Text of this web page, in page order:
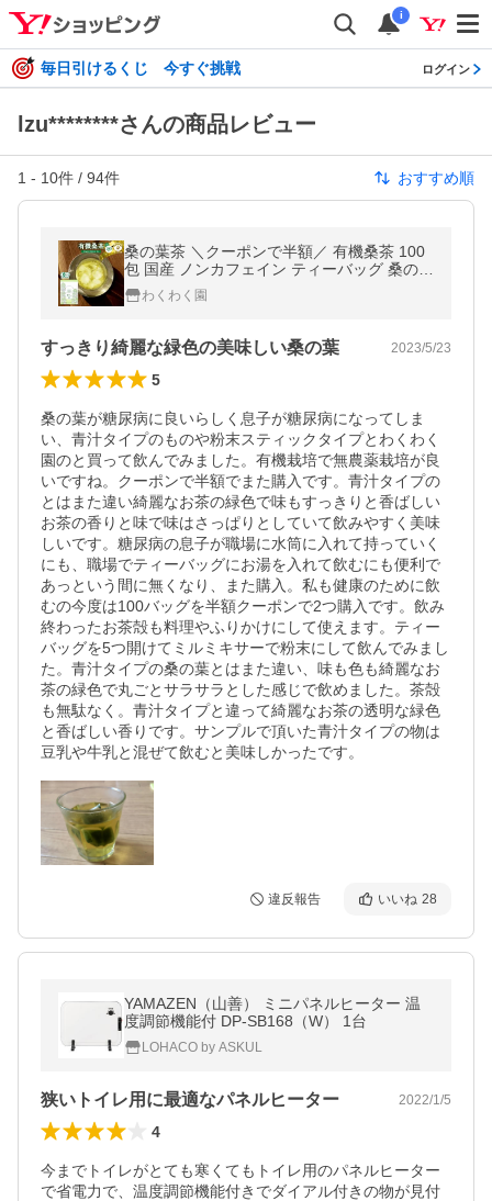
i
毎日引けるくじ 今すぐ挑戦 ログイン
lzu********さんの商品レビュー
1 - 10件 / 94件 おすすめ順
桑の葉茶 ＼クーポンで半額／ 有機桑茶 100
包 国産 ノンカフェイン ティーバッグ 桑のは
茶 12種類以上の多彩な栄養素 爆買
わくわく園
すっきり綺麗な緑色の美味しい桑の葉 2023/5/23
5
桑の葉が糖尿病に良いらしく息子が糖尿病になってしま
い、青汁タイプのものや粉末スティックタイプとわくわく
園のと買って飲んでみました。有機栽培で無農薬栽培が良
いですね。クーポンで半額でまた購入です。青汁タイプの
とはまた違い綺麗なお茶の緑色で味もすっきりと香ばしい
お茶の香りと味で味はさっぱりとしていて飲みやすく美味
しいです。糖尿病の息子が職場に水筒に入れて持っていく
にも、職場でティーバッグにお湯を入れて飲むにも便利で
あっという間に無くなり、また購入。私も健康のために飲
むの今度は100バッグを半額クーポンで2つ購入です。飲み
終わったお茶殻も料理やふりかけにして使えます。ティー
バッグを5つ開けてミルミキサーで粉末にして飲んでみまし
た。青汁タイプの桑の葉とはまた違い、味も色も綺麗なお
茶の緑色で丸ごとサラサラとした感じで飲めました。茶殻
も無駄なく。青汁タイプと違って綺麗なお茶の透明な緑色
と香ばしい香りです。サンプルで頂いた青汁タイプの物は
豆乳や牛乳と混ぜて飲むと美味しかったです。
違反報告 いいね 28
YAMAZEN（山善） ミニパネルヒーター 温
度調節機能付 DP-SB168（W） 1台
LOHACO by ASKUL
狭いトイレ用に最適なパネルヒーター 2022/1/5
4
今までトイレがとても寒くてもトイレ用のパネルヒーター
で省電力で、温度調節機能付きでダイアル付きの物が見付